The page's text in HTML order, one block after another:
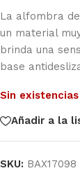
La alfombra
un material
brinda una
base
Sin existencias
Añadir a la
SKU: BAX17098